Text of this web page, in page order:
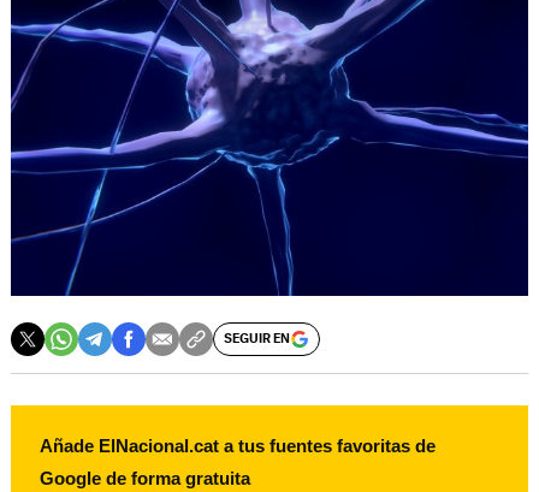
SEGUIR EN
Añade ElNacional.cat a tus fuentes favoritas de
Google de forma gratuita